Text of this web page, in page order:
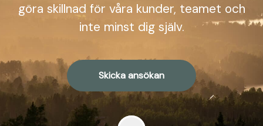
göra skillnad för våra kunder, teamet och
inte minst dig själv.
Skicka ansökan